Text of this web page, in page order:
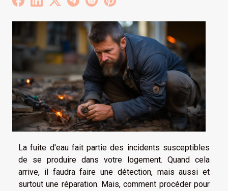
La fuite d'eau fait partie des incidents susceptibles
de se produire dans votre logement. Quand cela
arrive, il faudra faire une détection, mais aussi et
surtout une réparation. Mais, comment procéder pour